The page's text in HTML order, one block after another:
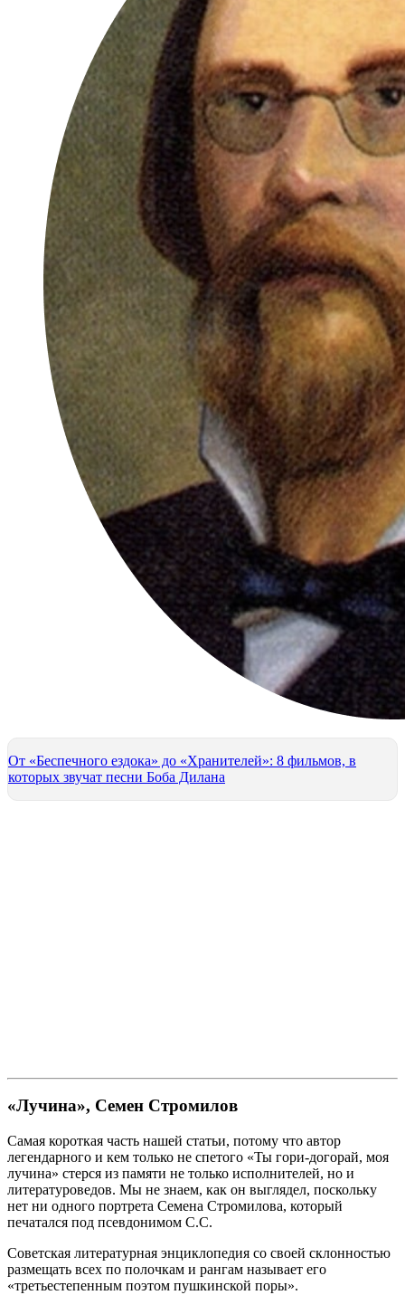
От «Беспечного ездока» до «Хранителей»: 8 фильмов, в
которых звучат песни Боба Дилана
«Лучина», Семен Стромилов
Самая короткая часть нашей статьи, потому что автор
легендарного и кем только не спетого «Ты гори-догорай, моя
лучина» стерся из памяти не только исполнителей, но и
литературоведов. Мы не знаем, как он выглядел, поскольку
нет ни одного портрета Семена Стромилова, который
печатался под псевдонимом С.С.
Советская литературная энциклопедия со своей склонностью
размещать всех по полочкам и рангам называет его
«третьестепенным поэтом пушкинской поры».